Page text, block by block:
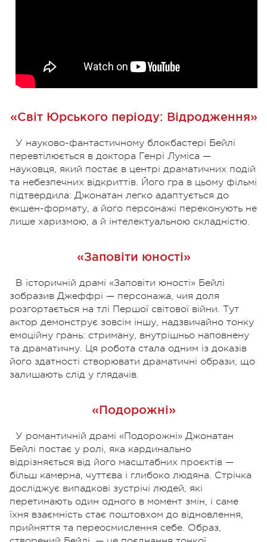
«Світ Юрського періоду: Відродження»
У науково-фантастичному блокбастері Бейлі
перевтілюється в доктора Генрі Луміса —
науковця, який постає в центрі драматичних подій
та небезпечних відкриттів. Його гра в цьому фільмі
підтвердила: Джонатан легко адаптується до
екшен-формату, а його персонажі переконують не
лише харизмою, а й інтелектуальною складністю.
«Заповіти юності»
В історичній драмі «Заповіти юності» Бейлі
зобразив Джеффрі — персонажа, чия доля
розгортається на тлі Першої світової війни. Тут
актор демонструє зовсім іншу, надзвичайно тонку
емоційну грань: стриману, внутрішньо наповнену
та драматичну. Ця робота стала одним із доказів
його здатності створювати драматичні образи, що
залишають слід у глядачів.
«Подорожні»
У романтичній драмі «Подорожні» Джонатан
Бейлі постає у ролі, яка кардинально
відрізняється від його масштабних проєктів —
більш камерна, чуттєва і глибоко людяна. Стрічка
досліджує випадкові зустрічі людей, які
перетинають один одного в момент змін, і саме
їхня взаємність стає поштовхом до відновлення,
прийняття та переосмислення себе. Образ,